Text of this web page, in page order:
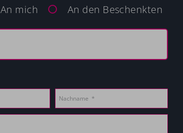
An den Beschenkten
An mich